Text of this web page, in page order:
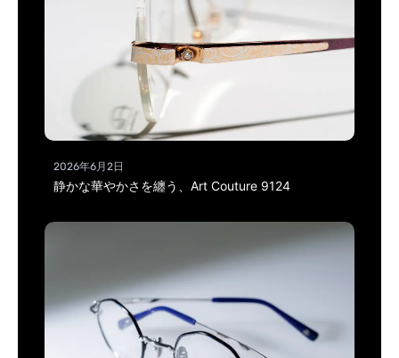
2026年6月2日
静かな華やかさを纏う、Art Couture 9124